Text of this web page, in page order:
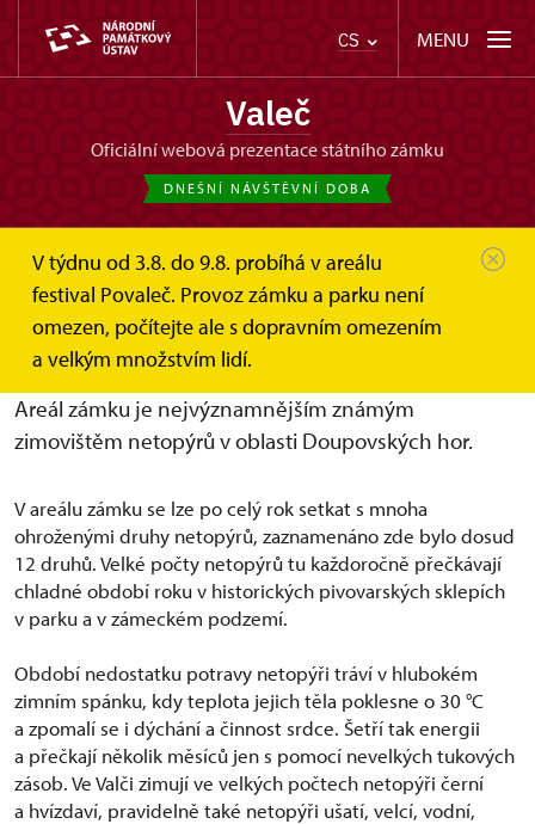
CS MENU
Valeč
oficiální webová prezentace státního zámku
DNEŠNÍ NÁVŠTĚVNÍ DOBA
V týdnu od 3.8. do 9.8. probíhá v areálu
festival Povaleč. Provoz zámku a parku není
omezen, počítejte ale s dopravním omezením
a velkým množstvím lidí.
Valeč O zámku Netopýři z Valče
Netopýři z Valče
Areál zámku je nejvýznamnějším známým
zimovištěm netopýrů v oblasti Doupovských hor.
V areálu zámku se lze po celý rok setkat s mnoha
ohroženými druhy netopýrů, zaznamenáno zde bylo dosud
12 druhů. Velké počty netopýrů tu každoročně přečkávají
chladné období roku v historických pivovarských sklepích
v parku a v zámeckém podzemí.
Období nedostatku potravy netopýři tráví v hlubokém
zimním spánku, kdy teplota jejich těla poklesne o 30 °C
a zpomalí se i dýchání a činnost srdce. Šetří tak energii
a přečkají několik měsíců jen s pomocí nevelkých tukových
zásob. Ve Valči zimují ve velkých počtech netopýři černí
a hvízdaví, pravidelně také netopýři ušatí, velcí, vodní,